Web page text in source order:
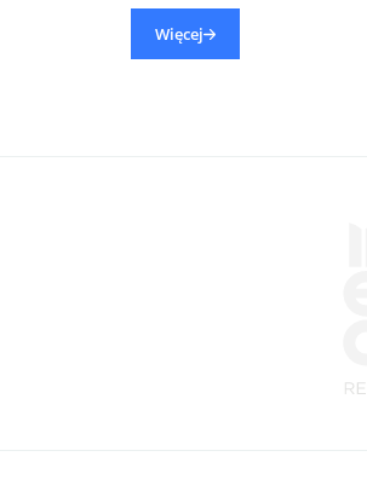
Więcej